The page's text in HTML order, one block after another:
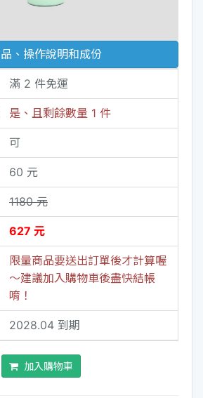
、操作說明和成份
滿 2 件免運
是、且剩餘數量 1 件
可
60 元
1180 元
627 元
限量商品要送出訂單後才計算喔
～建議加入購物車後盡快結帳
唷！
2028.04 到期
加入購物車